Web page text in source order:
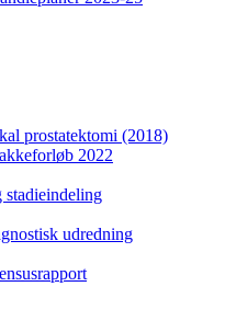
prostatektomi (2018)
2022
udredning